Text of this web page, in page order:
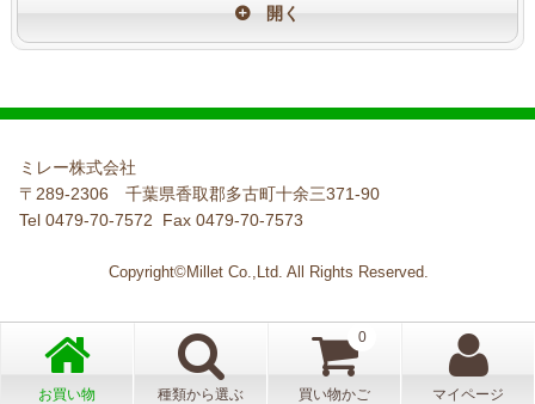
お買い物
種類から選ぶ
0
買い物かご マイページ
ミレー株式会社
〒289-2306 千葉県香取郡多古町十余三371-90
Tel 0479-70-7572 Fax 0479-70-7573
Copyright©Millet Co.,Ltd. All Rights Reserved.